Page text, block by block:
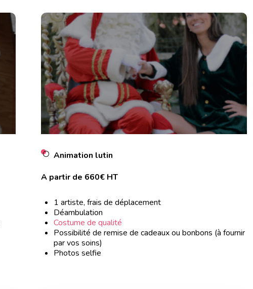
Animation lutin
A partir de 660€ HT
1 artiste, frais de déplacement
Déambulation
Costume de qualité
Possibilité de remise de cadeaux ou bonbons (à fournir
par vos soins)
Photos selfie